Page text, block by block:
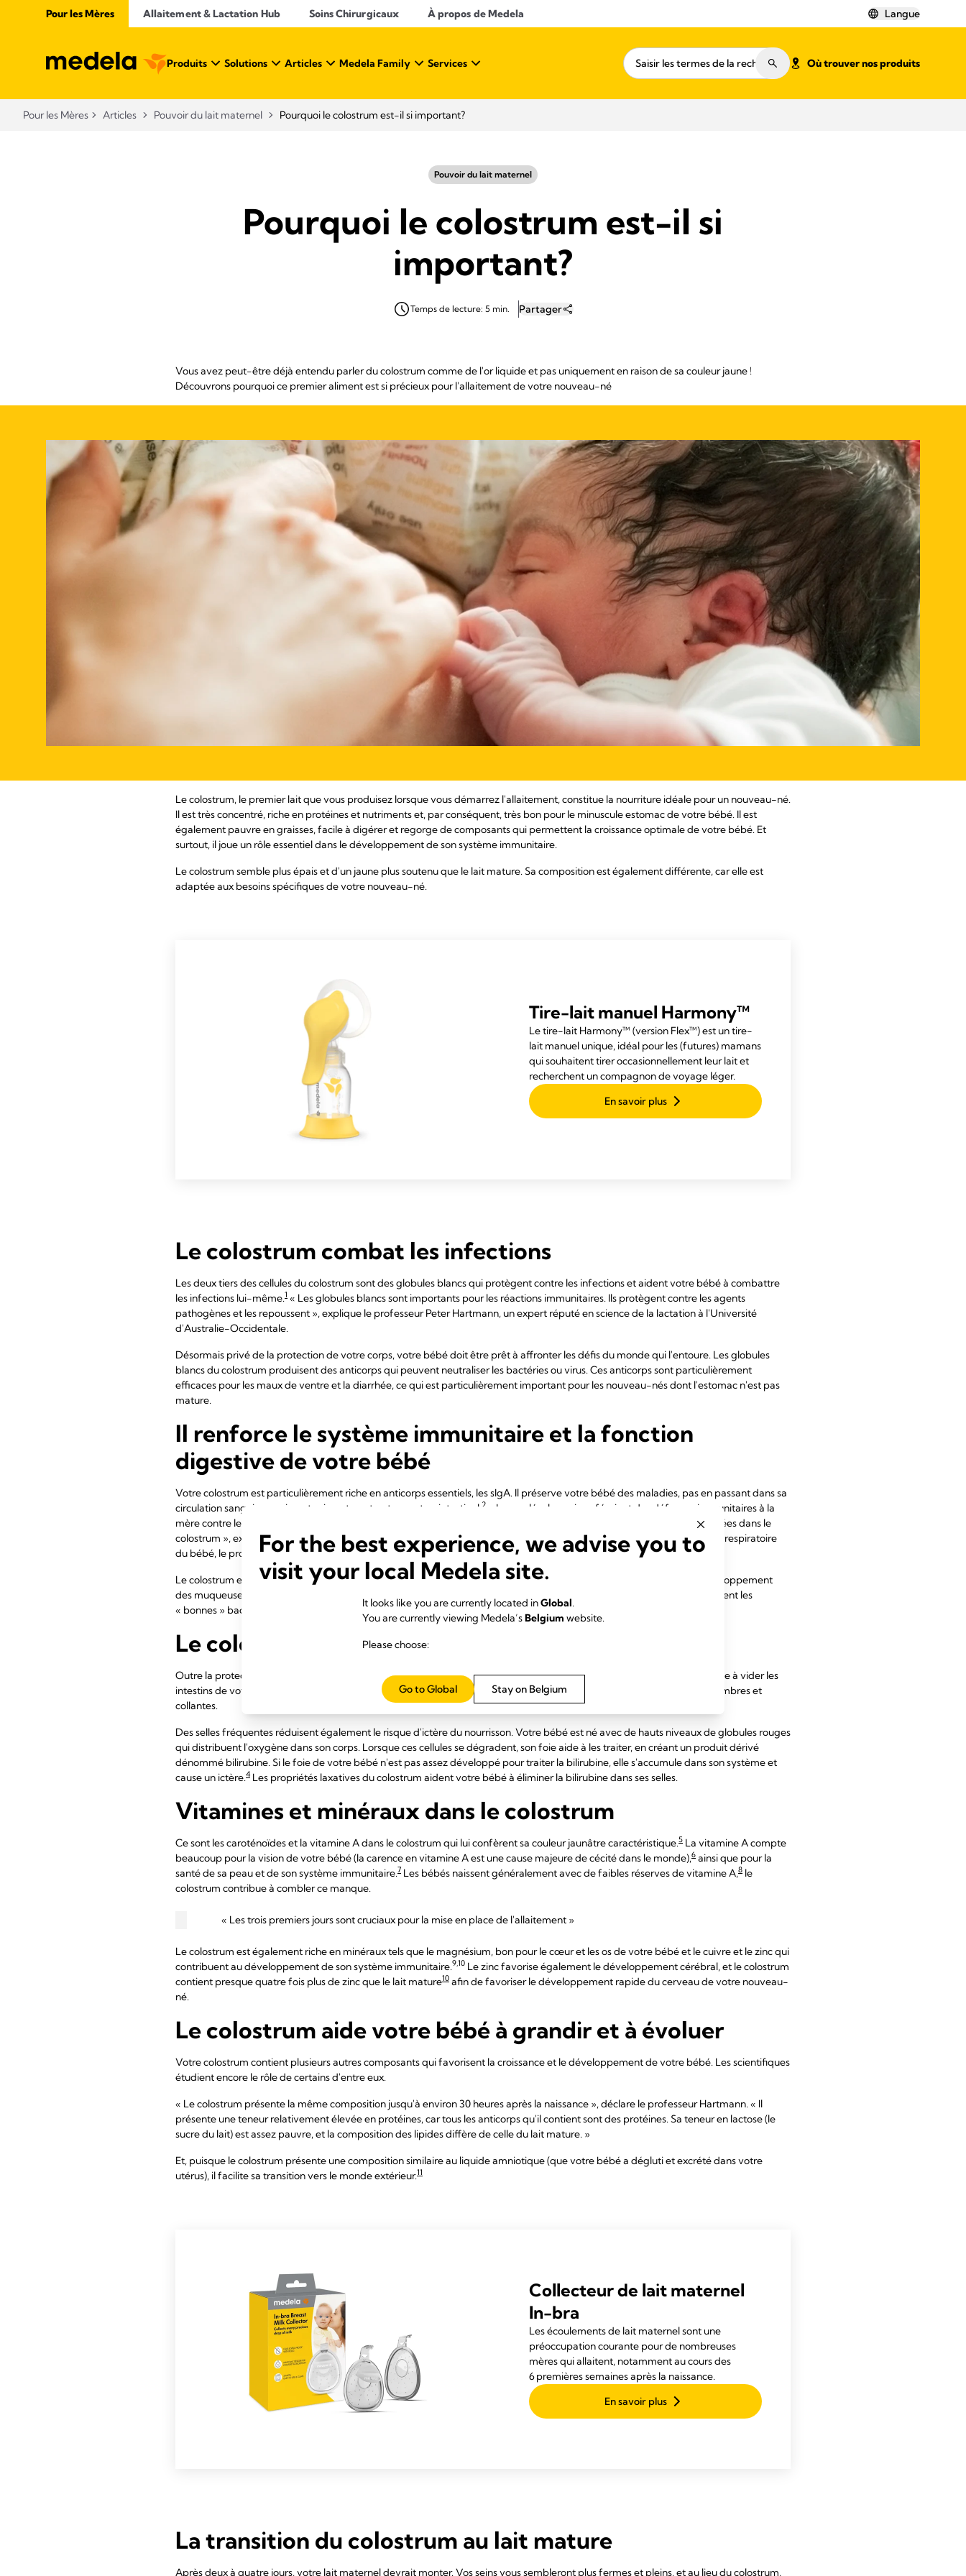
Pour les Mères Allaitement & Lactation Hub Soins Chirurgicaux À propos de Medela Langue
Produits Solutions Articles Medela Family Services Où trouver nos produits
Pour les Mères Articles Pouvoir du lait maternel Pourquoi le colostrum est-il si important?
Pouvoir du lait maternel
Pourquoi le colostrum est-il si
important?
Temps de lecture: 5 min. Partager
Vous avez peut-être déjà entendu parler du colostrum comme de l'or liquide et pas uniquement en raison de sa couleur jaune !
Découvrons pourquoi ce premier aliment est si précieux pour l'allaitement de votre nouveau-né
Le colostrum, le premier lait que vous produisez lorsque vous démarrez l'allaitement, constitue la nourriture idéale pour un nouveau-né.
Il est très concentré, riche en protéines et nutriments et, par conséquent, très bon pour le minuscule estomac de votre bébé. Il est
également pauvre en graisses, facile à digérer et regorge de composants qui permettent la croissance optimale de votre bébé. Et
surtout, il joue un rôle essentiel dans le développement de son système immunitaire.
Le colostrum semble plus épais et d'un jaune plus soutenu que le lait mature. Sa composition est également différente, car elle est
adaptée aux besoins spécifiques de votre nouveau-né.
Tire-lait manuel Harmony™
Le tire-lait Harmony™ (version Flex™) est un tire-
lait manuel unique, idéal pour les (futures) mamans
qui souhaitent tirer occasionnellement leur lait et
recherchent un compagnon de voyage léger.
En savoir plus
Le colostrum combat les infections
Les deux tiers des cellules du colostrum sont des globules blancs qui protègent contre les infections et aident votre bébé à combattre
les infections lui-même.1 « Les globules blancs sont importants pour les réactions immunitaires. Ils protègent contre les agents
pathogènes et les repoussent », explique le professeur Peter Hartmann, un expert réputé en science de la lactation à l'Université
d'Australie-Occidentale.
Désormais privé de la protection de votre corps, votre bébé doit être prêt à affronter les défis du monde qui l'entoure. Les globules
blancs du colostrum produisent des anticorps qui peuvent neutraliser les bactéries ou virus. Ces anticorps sont particulièrement
efficaces pour les maux de ventre et la diarrhée, ce qui est particulièrement important pour les nouveau-nés dont l'estomac n'est pas
mature.
Il renforce le système immunitaire et la fonction
digestive de votre bébé
Votre colostrum est particulièrement riche en anticorps essentiels, les sIgA. Il préserve votre bébé des maladies, pas en passant dans sa
circulation sanguine, mais en tapissant son tractus gastro-intestinal. 2
« Les molécules qui conféraient des défenses immunitaires à la
mère contre les infections migrent par le sang vers le sein, où elles se combinent pour former les sIgA avant d'être sécrétées dans le
colostrum », explique le professeur Hartmann. « Les sIgA se concentrent dans le mucus tapissant l'estomac et le système respiratoire
du bébé, le protégeant contre les maladies déjà contractées par la mère. »
Le colostrum est également riche en autres composants immunologiques et facteurs de croissance qui stimulent le développement
des muqueuses protectrices des intestins de votre bébé. En parallèle, les prébiotiques du colostrum alimentent et favorisent les
« bonnes » bactéries dans l'estomac de votre bébé.3
Le colostrum contribue à prévenir l'ictère
Outre la protection contre les maux de ventre, le colostrum agit comme un laxatif qui favorise des selles fréquentes. Il aide à vider les
intestins de votre bébé de tout ce qu'il a ingéré lorsqu'il était dans votre utérus, sous la forme de méconium, des selles sombres et
collantes.
Des selles fréquentes réduisent également le risque d'ictère du nourrisson. Votre bébé est né avec de hauts niveaux de globules rouges
qui distribuent l'oxygène dans son corps. Lorsque ces cellules se dégradent, son foie aide à les traiter, en créant un produit dérivé
dénommé bilirubine. Si le foie de votre bébé n'est pas assez développé pour traiter la bilirubine, elle s'accumule dans son système et
cause un ictère.4 Les propriétés laxatives du colostrum aident votre bébé à éliminer la bilirubine dans ses selles.
Vitamines et minéraux dans le colostrum
Ce sont les caroténoïdes et la vitamine A dans le colostrum qui lui confèrent sa couleur jaunâtre caractéristique.5 La vitamine A compte
beaucoup pour la vision de votre bébé (la carence en vitamine A est une cause majeure de cécité dans le monde),6 ainsi que pour la
santé de sa peau et de son système immunitaire.7 Les bébés naissent généralement avec de faibles réserves de vitamine A,8 le
colostrum contribue à combler ce manque.
« Les trois premiers jours sont cruciaux pour la mise en place de l'allaitement »
Le colostrum est également riche en minéraux tels que le magnésium, bon pour le cœur et les os de votre bébé et le cuivre et le zinc qui
contribuent au développement de son système immunitaire.9,10 Le zinc favorise également le développement cérébral, et le colostrum
contient presque quatre fois plus de zinc que le lait mature10 afin de favoriser le développement rapide du cerveau de votre nouveau-
né.
Le colostrum aide votre bébé à grandir et à évoluer
Votre colostrum contient plusieurs autres composants qui favorisent la croissance et le développement de votre bébé. Les scientifiques
étudient encore le rôle de certains d'entre eux.
« Le colostrum présente la même composition jusqu'à environ 30 heures après la naissance », déclare le professeur Hartmann. « Il
présente une teneur relativement élevée en protéines, car tous les anticorps qu'il contient sont des protéines. Sa teneur en lactose (le
sucre du lait) est assez pauvre, et la composition des lipides diffère de celle du lait mature. »
Et, puisque le colostrum présente une composition similaire au liquide amniotique (que votre bébé a dégluti et excrété dans votre
utérus), il facilite sa transition vers le monde extérieur.11
Collecteur de lait maternel
In-bra
Les écoulements de lait maternel sont une
préoccupation courante pour de nombreuses
mères qui allaitent, notamment au cours des
6 premières semaines après la naissance.
En savoir plus
La transition du colostrum au lait mature
Après deux à quatre jours, votre lait maternel devrait monter. Vos seins vous sembleront plus fermes et pleins, et au lieu du colostrum,
For the best experience, we advise you to
visit your local Medela site.
It looks like you are currently located inGlobal.
You are currently viewing Medela’sBelgium website.
Please choose:
Stay on Belgium
Go to Global